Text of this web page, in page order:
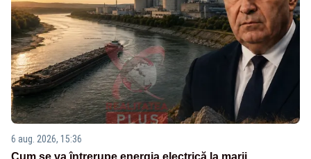
6 aug. 2026, 15:36
Cum se va întrerupe energia electrică la marii